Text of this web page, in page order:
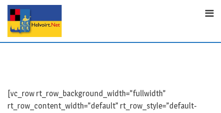
p
[vc_row rt_row_background_width=”fullwidth”
rt_row_content_width=”default” rt_row_style=”default-